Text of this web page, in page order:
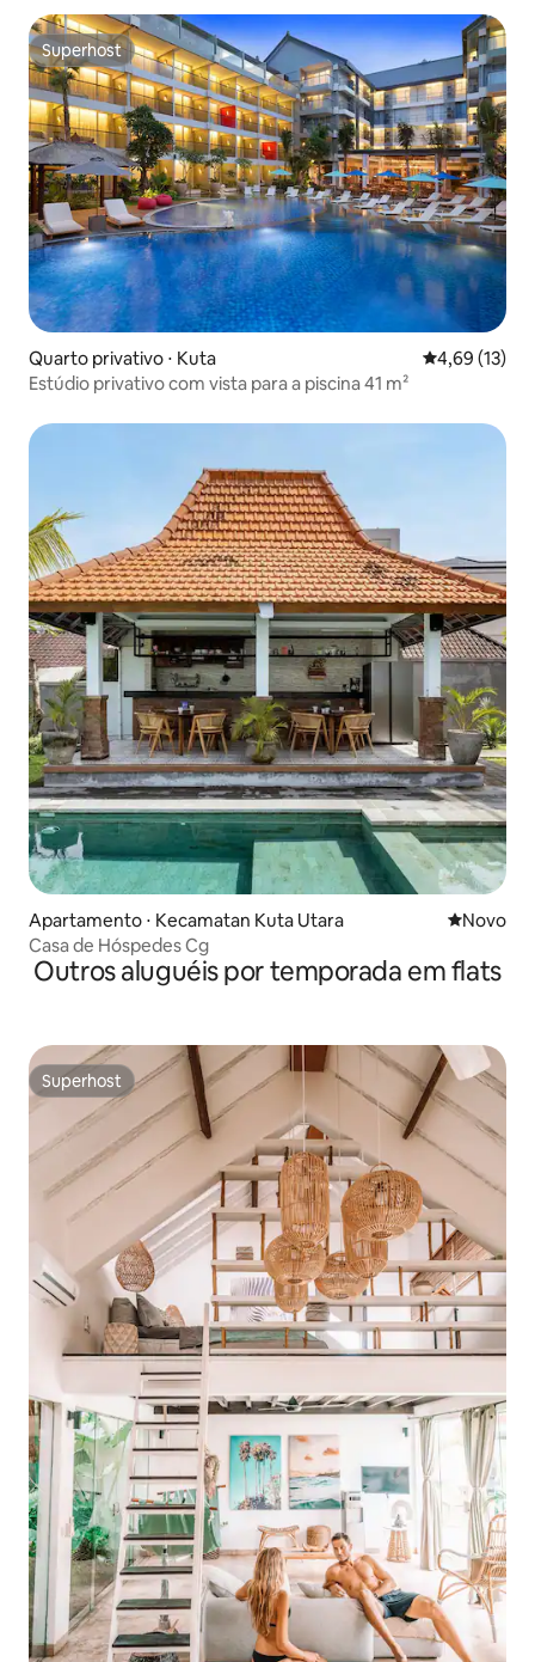
Superhost
Superhost
Quarto privativo ⋅ Kuta 4,69 de uma
4,69 (13)
Estúdio privativo com vista para a piscina 41 m²
Apartamento ⋅ Kecamatan Kuta Utara Novo
Novo
Casa de Hóspedes Cg
Outros aluguéis por temporada em flats
Superhost
Superhost